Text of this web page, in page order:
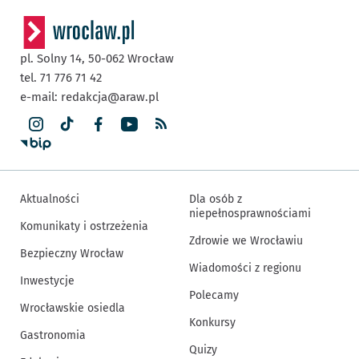
pl. Solny 14, 50-062 Wrocław
tel. 71 776 71 42
e-mail: redakcja@araw.pl
Aktualności
Komunikaty i ostrzeżenia
Bezpieczny Wrocław
Inwestycje
Wrocławskie osiedla
Gastronomia
Dla osób z
niepełnosprawnościami
Zdrowie we Wrocławiu
Wiadomości z regionu
Polecamy
Konkursy
Quizy